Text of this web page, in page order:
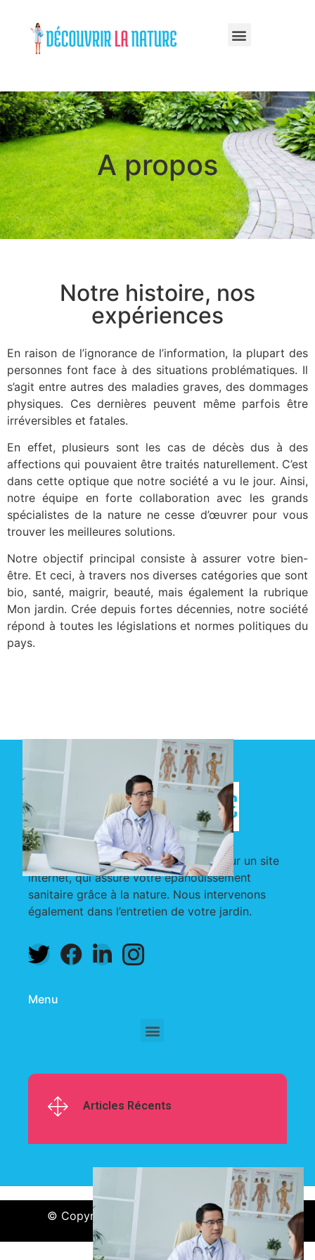
A propos
Notre histoire, nos
expériences
En raison de l’ignorance de l’information, la plupart des
personnes font face à des situations problématiques. Il
s’agit entre autres des maladies graves, des dommages
physiques. Ces dernières peuvent même parfois être
irréversibles et fatales.
En effet, plusieurs sont les cas de décès dus à des
affections qui pouvaient être traités naturellement. C’est
dans cette optique que notre société a vu le jour. Ainsi,
notre équipe en forte collaboration avec les grands
spécialistes de la nature ne cesse d’œuvrer pour vous
trouver les meilleures solutions.
Notre objectif principal consiste à assurer votre bien-
être. Et ceci, à travers nos diverses catégories que sont
bio, santé, maigrir, beauté, mais également la rubrique
Mon jardin. Crée depuis fortes décennies, notre société
répond à toutes les législations et normes politiques du
pays.
Nous sommes une société, présente sur un site
internet, qui assure votre épanouissement
sanitaire grâce à la nature. Nous intervenons
également dans l’entretien de votre jardin.
Menu
Articles Récents
© Copyright @2024 Découvrir la Nature